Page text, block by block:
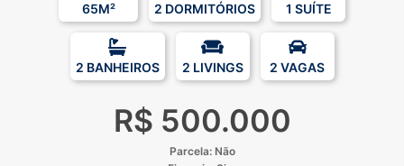
65M² 2 DORMITÓRIOS 1 SUÍTE
2 BANHEIROS 2 LIVINGS 2 VAGAS
R$ 500.000
Parcela: Não